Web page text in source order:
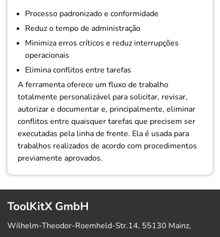
Processo padronizado e conformidade
Reduz o tempo de administração
Minimiza erros críticos e reduz interrupções
operacionais
Elimina conflitos entre tarefas
A ferramenta oferece um fluxo de trabalho
totalmente personalizável para solicitar, revisar,
autorizar e documentar e, principalmente, eliminar
conflitos entre quaisquer tarefas que precisem ser
executadas pela linha de frente. Ela é usada para
trabalhos realizados de acordo com procedimentos
previamente aprovados.
ToolKitX GmbH
Wilhelm-Theodor-Roemheld-Str.14, 55130 Mainz,